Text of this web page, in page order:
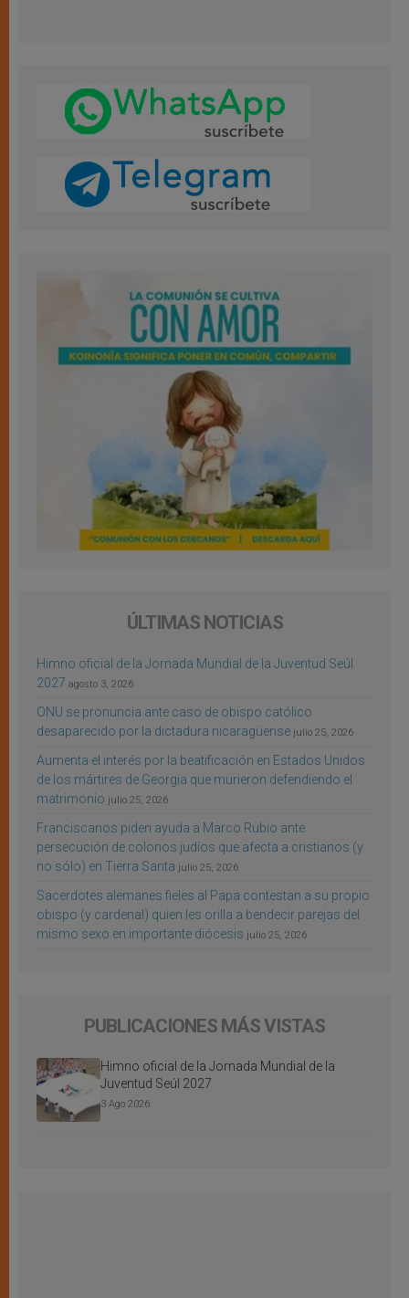
ÚLTIMAS NOTICIAS
Himno oficial de la Jornada Mundial de la Juventud Seúl
2027 agosto 3, 2026
ONU se pronuncia ante caso de obispo católico
desaparecido por la dictadura nicaragüense julio 25, 2026
Aumenta el interés por la beatificación en Estados Unidos
de los mártires de Georgia que murieron defendiendo el
matrimonio julio 25, 2026
Franciscanos piden ayuda a Marco Rubio ante
persecución de colonos judíos que afecta a cristianos (y
no sólo) en Tierra Santa julio 25, 2026
Sacerdotes alemanes fieles al Papa contestan a su propio
obispo (y cardenal) quien les orilla a bendecir parejas del
mismo sexo en importante diócesis julio 25, 2026
PUBLICACIONES MÁS VISTAS
Himno oficial de la Jornada Mundial de la
Juventud Seúl 2027
3 Ago 2026